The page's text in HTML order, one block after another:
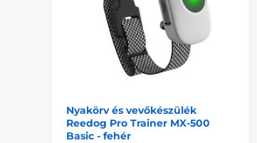
Nyakörv és vevőkészülék
Reedog Pro Trainer MX-500
Basic - fehér